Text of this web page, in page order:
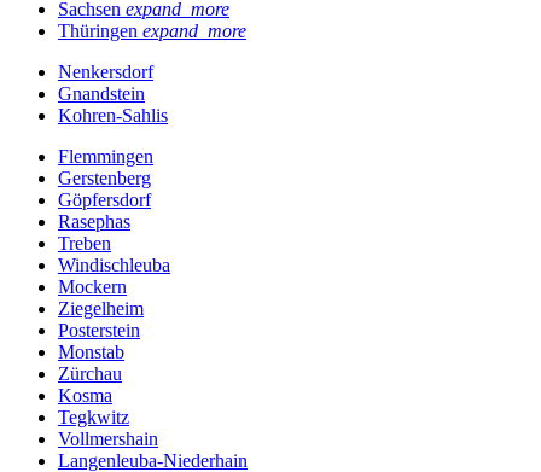
Sachsen expand_more
Thüringen expand_more
Nenkersdorf
Gnandstein
Kohren-Sahlis
Flemmingen
Gerstenberg
Göpfersdorf
Rasephas
Treben
Windischleuba
Mockern
Ziegelheim
Posterstein
Monstab
Zürchau
Kosma
Tegkwitz
Vollmershain
Langenleuba-Niederhain